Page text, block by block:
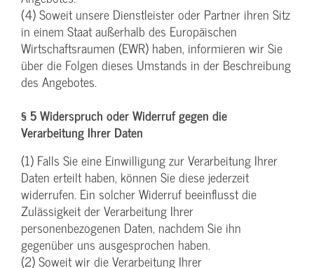
(4) Soweit unsere Dienstleister oder Partner ihren Sitz
in einem Staat außerhalb des Europäischen
Wirtschaftsraumen (EWR) haben, informieren wir Sie
über die Folgen dieses Umstands in der Beschreibung
des Angebotes.
§ 5 Widerspruch oder Widerruf gegen die
Verarbeitung Ihrer Daten
(1) Falls Sie eine Einwilligung zur Verarbeitung Ihrer
Daten erteilt haben, können Sie diese jederzeit
widerrufen. Ein solcher Widerruf beeinflusst die
Zulässigkeit der Verarbeitung Ihrer
personenbezogenen Daten, nachdem Sie ihn
gegenüber uns ausgesprochen haben.
(2) Soweit wir die Verarbeitung Ihrer